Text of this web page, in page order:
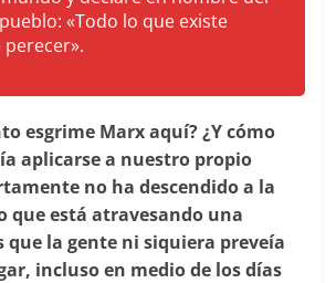
«Todo lo que existe
perecer».
esgrime Marx aquí? ¿Y cómo
aplicarse a nuestro propio
no ha descendido a la
que está atravesando una
que la gente ni siquiera preveía
incluso en medio de los días